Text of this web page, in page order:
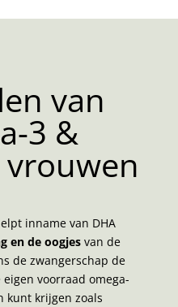
van
3 &
inname van DHA
en de oogjesvan de
de zwangerschap de
voorraad omega-
kunt krijgen zoals